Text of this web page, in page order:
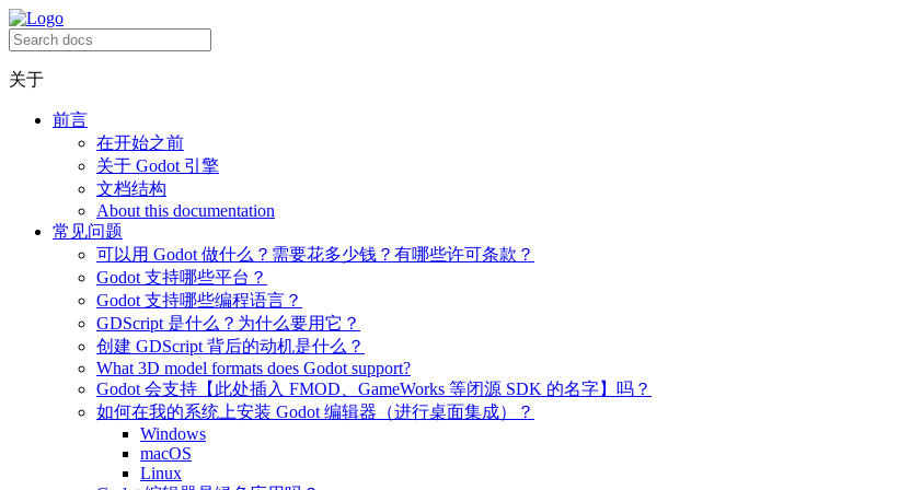
关于
前言
在开始之前
关于 Godot 引擎
文档结构
About this documentation
常见问题
可以用 Godot 做什么？需要花多少钱？有哪些许可条款？
Godot 支持哪些平台？
Godot 支持哪些编程语言？
GDScript 是什么？为什么要用它？
创建 GDScript 背后的动机是什么？
What 3D model formats does Godot support?
Godot 会支持【此处插入 FMOD、GameWorks 等闭源 SDK 的名字】吗？
如何在我的系统上安装 Godot 编辑器（进行桌面集成）？
Windows
macOS
Linux